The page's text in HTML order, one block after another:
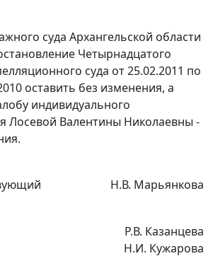
суда Архангельской области
Четырнадцатого
суда от 25.02.2011 по
оставить без изменения, а
индивидуального
Лосевой Валентины Николаевны -
Н.В. Марьянкова
Р.В. Казанцева
Н.И. Кужарова